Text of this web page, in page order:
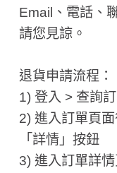
Email、電話、
請您見諒。
退貨申請流程：
1) 登入 > 查詢
2) 進入訂單頁
「詳情」按鈕
3) 進入訂單詳